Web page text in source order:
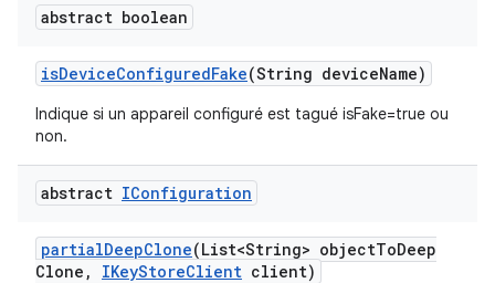
abstract boolean
isDeviceConfiguredFake(String deviceName)
Indique si un appareil configuré est tagué isFake=true ou
non.
abstract IConfiguration
partialDeepClone(List<String> objectToDeep
Clone , IKeyStoreClient client)